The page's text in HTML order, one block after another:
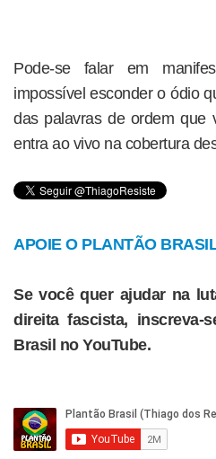
Pode-se falar em
impossível esconder o ódio
das palavras de ordem que
entra ao vivo na cobertura
APOIE O PLANTÃO
Se você quer ajudar na
direita fascista, inscreva-
Brasil no YouTube.